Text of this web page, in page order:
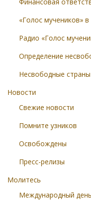
«Голос мучеников»
Радио «Голос
Определение
Несвободные страны
Новости
Свежие новости
Помните узников
Освобождены
Пресс-релизы
Молитесь
Международный